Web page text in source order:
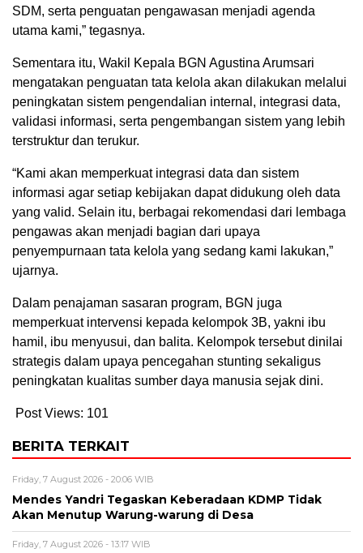
SDM, serta penguatan pengawasan menjadi agenda
utama kami,” tegasnya.
Sementara itu, Wakil Kepala BGN Agustina Arumsari
mengatakan penguatan tata kelola akan dilakukan melalui
peningkatan sistem pengendalian internal, integrasi data,
validasi informasi, serta pengembangan sistem yang lebih
terstruktur dan terukur.
“Kami akan memperkuat integrasi data dan sistem
informasi agar setiap kebijakan dapat didukung oleh data
yang valid. Selain itu, berbagai rekomendasi dari lembaga
pengawas akan menjadi bagian dari upaya
penyempurnaan tata kelola yang sedang kami lakukan,”
ujarnya.
Dalam penajaman sasaran program, BGN juga
memperkuat intervensi kepada kelompok 3B, yakni ibu
hamil, ibu menyusui, dan balita. Kelompok tersebut dinilai
strategis dalam upaya pencegahan stunting sekaligus
peningkatan kualitas sumber daya manusia sejak dini.
Post Views: 101
BERITA TERKAIT
Friday, 7 August 2026 - 20:06 WIB
Mendes Yandri Tegaskan Keberadaan KDMP Tidak
Akan Menutup Warung-warung di Desa
Friday, 7 August 2026 - 13:17 WIB